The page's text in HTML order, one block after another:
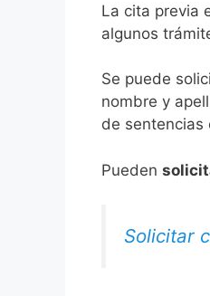
​​​​​​​​​​​​​​​​​​​​​​​​​​​​La cita previa
algunos
Se puede
nombre y
de sentencias
​Pueden
Solicitar